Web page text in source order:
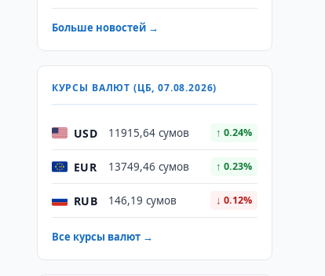
Больше новостей →
КУРСЫ ВАЛЮТ (ЦБ, 07.08.2026)
USD 11915,64 сумов ↑ 0.24%
EUR 13749,46 сумов ↑ 0.23%
RUB 146,19 сумов ↓ 0.12%
Все курсы валют →